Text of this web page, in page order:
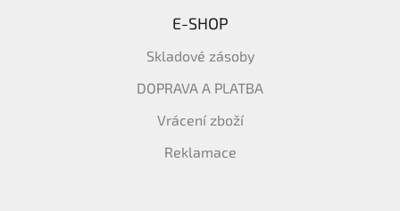
E-SHOP
Skladové zásoby
DOPRAVA A PLATBA
Vrácení zboží
Reklamace